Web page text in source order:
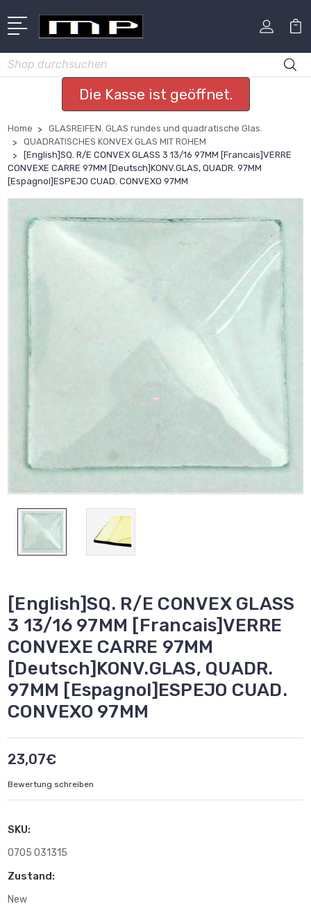
Suchen
Die Kasse ist geöffnet.
Home
GLASREIFEN. GLAS rundes und quadratische Glas.
QUADRATISCHES KONVEX GLAS MIT ROHEM
[English]SQ. R/E CONVEX GLASS 3 13/16 97MM [Francais]VERRE
CONVEXE CARRE 97MM [Deutsch]KONV.GLAS, QUADR. 97MM
[Espagnol]ESPEJO CUAD. CONVEXO 97MM
[English]SQ. R/E CONVEX GLASS
3 13/16 97MM [Francais]VERRE
CONVEXE CARRE 97MM
[Deutsch]KONV.GLAS, QUADR.
97MM [Espagnol]ESPEJO CUAD.
CONVEXO 97MM
23,07€
Bewertung schreiben
SKU:
0705 031315
Zustand:
New